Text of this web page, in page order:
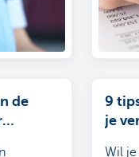
de
9
je
Wil